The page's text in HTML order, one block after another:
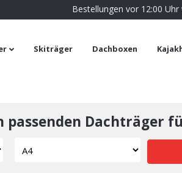
Bestellungen vor 12:00
Skiträger Dachboxen
passenden Dachträger